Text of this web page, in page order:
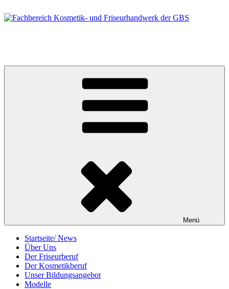
Inhalt
Menü
Startseite/ News
Über Uns
Der Friseurberuf
Der Kosmetikberuf
Unser Bildungsangebot
Modelle